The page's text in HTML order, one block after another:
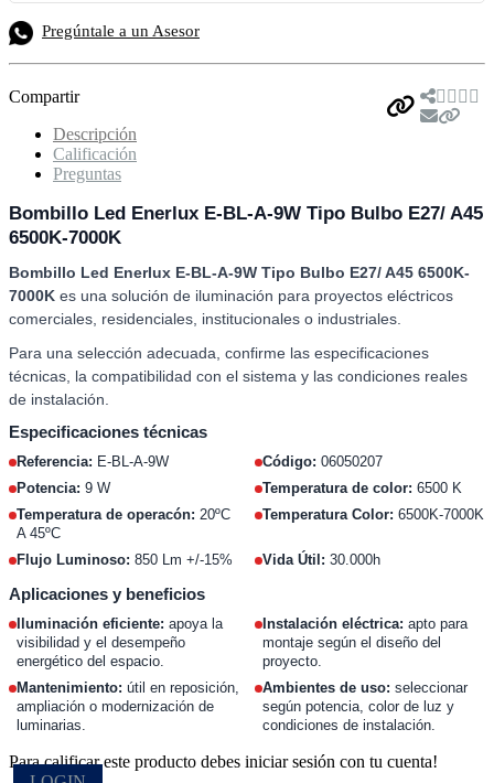
Pregúntale a un Asesor
Compartir
Descripción
Calificación
Preguntas
Bombillo Led Enerlux E-BL-A-9W Tipo Bulbo E27/ A45
6500K-7000K
Bombillo Led Enerlux E-BL-A-9W Tipo Bulbo E27/ A45 6500K-
7000K es una solución de iluminación para proyectos eléctricos
comerciales, residenciales, institucionales o industriales.
Para una selección adecuada, confirme las especificaciones
técnicas, la compatibilidad con el sistema y las condiciones reales
de instalación.
Especificaciones técnicas
Referencia: E-BL-A-9W Código: 06050207
Potencia: 9 W Temperatura de color: 6500 K
Temperatura de operacón: 20ºC
A 45ºC
Temperatura Color: 6500K-7000K
Flujo Luminoso: 850 Lm +/-15% Vida Útil: 30.000h
Aplicaciones y beneficios
Iluminación eficiente: apoya la
visibilidad y el desempeño
energético del espacio.
Instalación eléctrica: apto para
montaje según el diseño del
proyecto.
Mantenimiento: útil en reposición,
ampliación o modernización de
luminarias.
Ambientes de uso: seleccionar
según potencia, color de luz y
condiciones de instalación.
Para calificar este producto debes iniciar sesión con tu cuenta!